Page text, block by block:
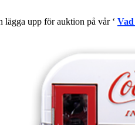
lägga upp för auktion på vår ‘